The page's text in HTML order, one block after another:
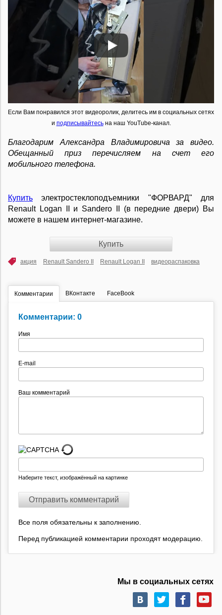
Если Вам понравился этот видеоролик, делитесь им в социальных сетях
и подписывайтесьна наш YouTube-канал.
Благодарим Александра Владимировича за видео.
Обещанный приз перечисляем на счет его
мобильного телефона.
Купить электростеклоподъемники "ФОРВАРД" для
Renault Logan II и Sandero II
(в передние двери) Вы
можете в нашем интернет-магазине.
Купить
акция Renault Sandero II Renault Logan II видеораспаковка
Комментарии ВКонтакте FaceBook
Комментарии: 0
Имя
E-mail
Ваш комментарий
Наберите текст, изображённый на картинке
Все поля обязательны к заполнению.
Перед публикацией комментарии проходят модерацию.
Мы в социальных сетях